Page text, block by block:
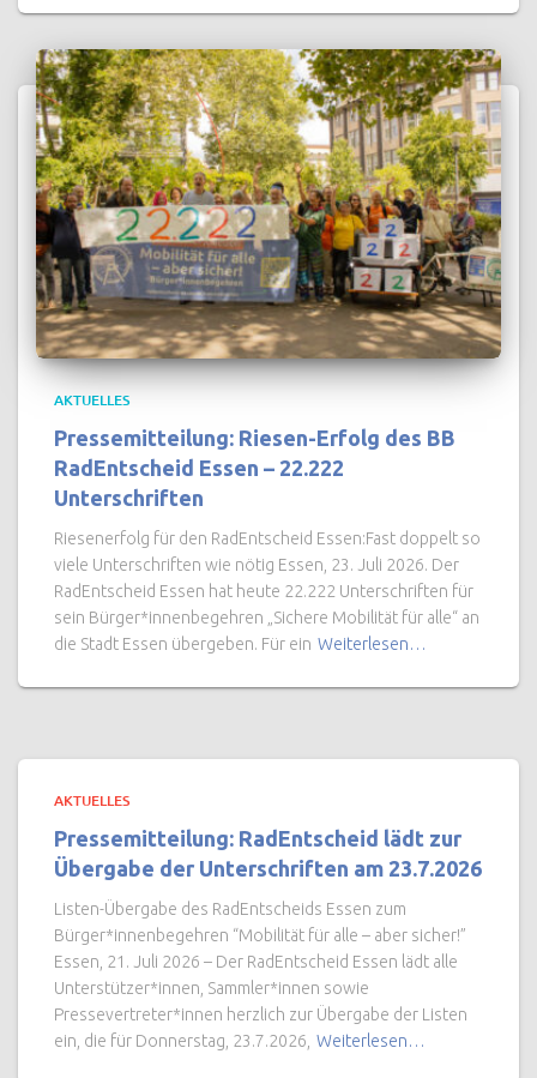
AKTUELLES
Pressemitteilung: Riesen-Erfolg des BB
RadEntscheid Essen – 22.222
Unterschriften
Riesenerfolg für den RadEntscheid Essen:Fast doppelt so
viele Unterschriften wie nötig Essen, 23. Juli 2026. Der
RadEntscheid Essen hat heute 22.222 Unterschriften für
sein Bürger*innenbegehren „Sichere Mobilität für alle“ an
die Stadt Essen übergeben. Für ein Weiterlesen…
AKTUELLES
Pressemitteilung: RadEntscheid lädt zur
Übergabe der Unterschriften am 23.7.2026
Listen-Übergabe des RadEntscheids Essen zum
Bürger*innenbegehren “Mobilität für alle – aber sicher!”
Essen, 21. Juli 2026 – Der RadEntscheid Essen lädt alle
Unterstützer*innen, Sammler*innen sowie
Pressevertreter*innen herzlich zur Übergabe der Listen
ein, die für Donnerstag, 23.7.2026, Weiterlesen…